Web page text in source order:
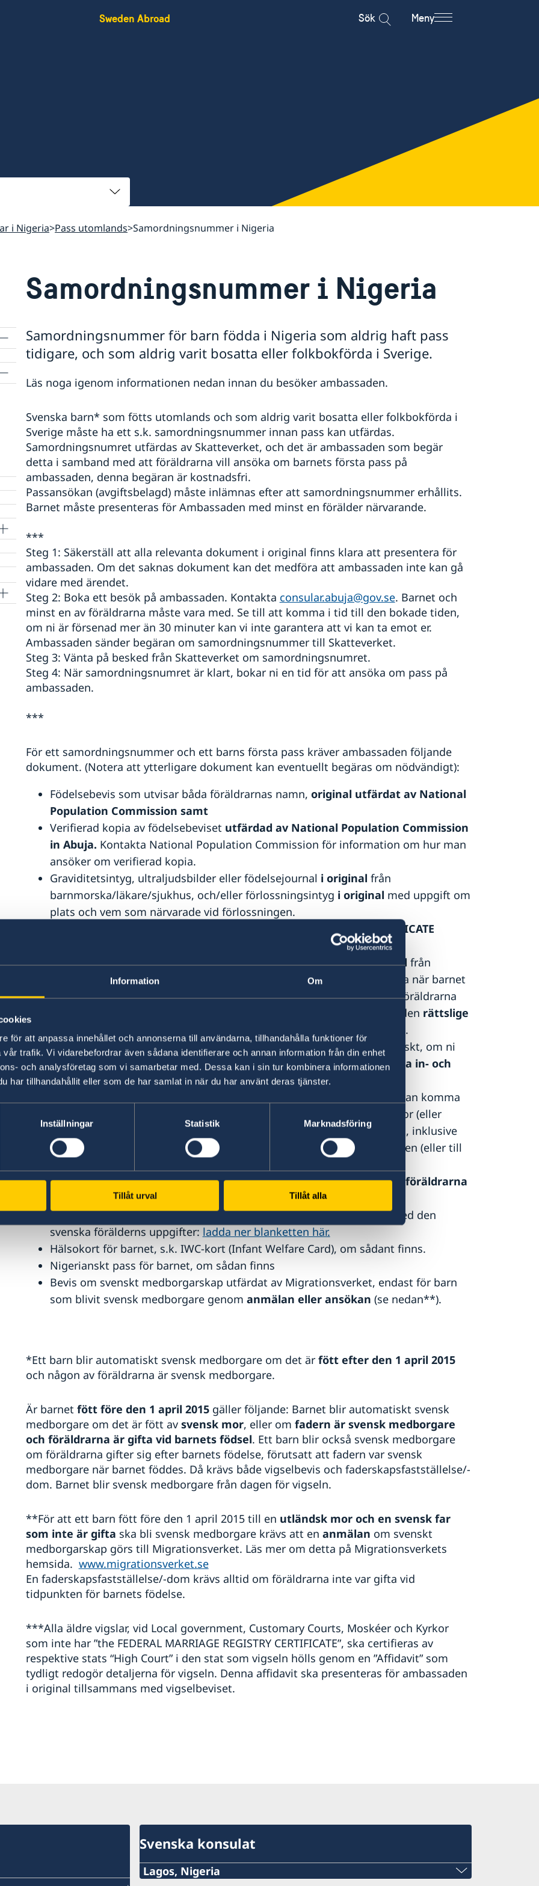
Information Om
för att anpassa innehållet och annonserna till användarna, tillhandahålla funktioner för
trafik. Vi vidarebefordrar även sådana identifierare och annan information från din enhet
och analysföretag som vi samarbetar med. Dessa kan i sin tur kombinera informationen
har tillhandahållit eller som de har samlat in när du har använt deras tjänster.
Inställningar Statistik Marknadsföring
Tillåt urval Tillåt alla
Sweden Abroad Sök Meny
i Nigeria Pass utomlands Samordningsnummer i Nigeria
Samordningsnummer i Nigeria
Samordningsnummer för barn födda i Nigeria som aldrig haft pass
tidigare, och som aldrig varit bosatta eller folkbokförda i Sverige.
Läs noga igenom informationen nedan innan du besöker ambassaden.
Svenska barn* som fötts utomlands och som aldrig varit bosatta eller folkbokförda i
Sverige måste ha ett s.k. samordningsnummer innan pass kan utfärdas.
Samordningsnumret utfärdas av Skatteverket, och det är ambassaden som begär
detta i samband med att föräldrarna vill ansöka om barnets första pass på
ambassaden, denna begäran är kostnadsfri.
Passansökan (avgiftsbelagd) måste inlämnas efter att samordningsnummer erhållits.
Barnet måste presenteras för Ambassaden med minst en förälder närvarande.
***
Steg 1: Säkerställ att alla relevanta dokument i original finns klara att presentera för
ambassaden. Om det saknas dokument kan det medföra att ambassaden inte kan gå
vidare med ärendet.
Steg 2: Boka ett besök på ambassaden. Kontakta consular.abuja@gov.se. Barnet och
minst en av föräldrarna måste vara med. Se till att komma i tid till den bokade tiden,
om ni är försenad mer än 30 minuter kan vi inte garantera att vi kan ta emot er.
Ambassaden sänder begäran om samordningsnummer till Skatteverket.
Steg 3: Vänta på besked från Skatteverket om samordningsnumret.
Steg 4: När samordningsnumret är klart, bokar ni en tid för att ansöka om pass på
ambassaden.
***
För ett samordningsnummer och ett barns första pass kräver ambassaden följande
dokument. (Notera att ytterligare dokument kan eventuellt begäras om nödvändigt):
Födelsebevis som utvisar båda föräldrarnas namn, original utfärdat av National
Population Commission samt
Verifierad kopia av födelsebeviset utfärdad av National Population Commission
in Abuja. Kontakta National Population Commission för information om hur man
ansöker om verifierad kopia.
Graviditetsintyg, ultraljudsbilder eller födelsejournal i original från
barnmorska/läkare/sjukhus, och/eller förlossningsintyg i original med uppgift om
plats och vem som närvarade vid förlossningen.
Från 2020 gäller att endast FEDERAL MARRIAGE CERTIFICATE
Faderskapsfastställelse (Paternity confirmation Court Order)i original från
Familjerättens domstol där barnet bor i de fall föräldrarna inte är gifta när barnet
föds och endast fadern är svensk medborgare. Detta krävs även om föräldrarna
Där ska det fastställas vem som är den rättslige
, biologisk fader är inte tillräckligt. S.k. Affidavit godkänns inte.
Pass/giltig fotolegitimation för båda föräldrarna (svensk och nigerianskt, om ni
har),kopior tas vid besöket av fotosidor och eventuella nigerianska in- och
utresestämplar/visum, som bestyrks av ambassaden.
Om en av föräldrarna befinner sig i Sverige eller annat land och inte kan komma
till besöket finns möjligheten att den föräldern besöker ett poliskontor (eller
svensk ambassad) eller en Notarius Publicus för att bestyrka sitt pass, inklusive
sidor med stämplar. Dessa bestyrkta kopior kan sändas till ambassaden (eller till
Blankett 7750 ”Förnamn och efternamn, Ansökan”, ifylld ochav båda föräldrarna
undertecknad i original: ladda ner blanketten här.
Blankett ”uppgifter för prövning av svenskt medborgarskap”, ifylld med den
svenska förälderns uppgifter: ladda ner blanketten här.
Hälsokort för barnet, s.k. IWC-kort (Infant Welfare Card), om sådant finns.
Nigerianskt pass för barnet, om sådan finns
Bevis om svenskt medborgarskap utfärdat av Migrationsverket, endast för barn
som blivit svensk medborgare genom anmälan eller ansökan (se nedan**).
*Ett barn blir automatiskt svensk medborgare om det är fött efter den 1 april 2015
och någon av föräldrarna är svensk medborgare.
Är barnet fött före den 1 april 2015gäller följande: Barnet blir automatiskt svensk
medborgare om det är fött av svensk mor, eller om fadern är svensk medborgare
och föräldrarna är gifta vid barnets födsel. Ett barn blir också svensk medborgare
om föräldrarna gifter sig efter barnets födelse, förutsatt att fadern var svensk
medborgare när barnet föddes. Då krävs både vigselbevis och faderskapsfastställelse/-
dom. Barnet blir svensk medborgare från dagen för vigseln.
**För att ett barn fött före den 1 april 2015 till en utländsk mor och en svensk far
som inte är gifta ska bli svensk medborgare krävs att en anmälan om svenskt
medborgarskap görs till Migrationsverket. Läs mer om detta på Migrationsverkets
hemsida. www.migrationsverket.se
En faderskapsfastställelse/-dom krävs alltid om föräldrarna inte var gifta vid
tidpunkten för barnets födelse.
***Alla äldre vigslar, vid Local government, Customary Courts, Moskéer och Kyrkor
som inte har ”the FEDERAL MARRIAGE REGISTRY CERTIFICATE”, ska certifieras av
respektive stats “High Court” i den stat som vigseln hölls genom en ”Affidavit” som
tydligt redogör detaljerna för vigseln. Denna affidavit ska presenteras för ambassaden
i original tillsammans med vigselbeviset.
Svenska konsulat
Lagos, Nigeria